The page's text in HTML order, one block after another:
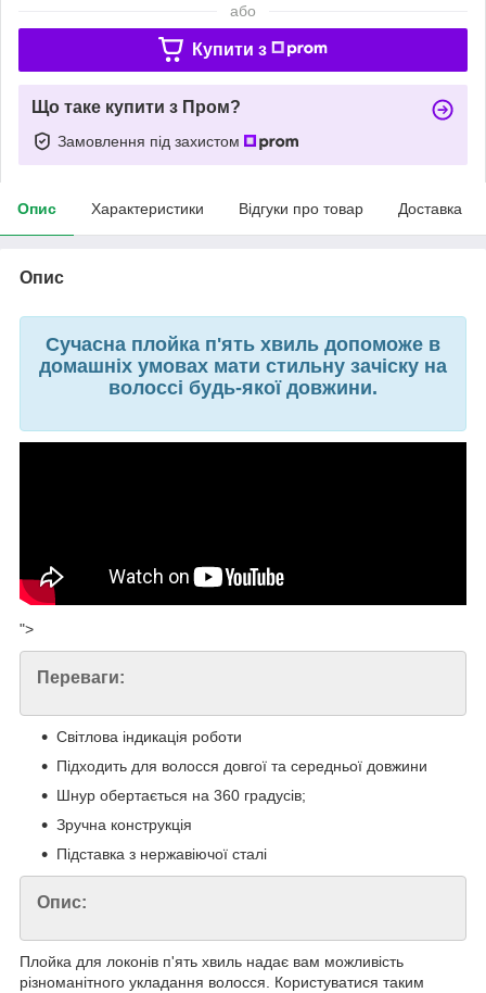
або
Купити з
Що таке купити з Пром?
Замовлення під захистом
Опис Характеристики Відгуки про товар Доставка
Опис
Сучасна плойка п'ять хвиль допоможе в
домашніх умовах мати стильну зачіску на
волоссі будь-якої довжини.
">
Переваги:
Світлова індикація роботи
Підходить для волосся довгої та середньої довжини
Шнур обертається на 360 градусів;
Зручна конструкція
Підставка з нержавіючої сталі
Опис:
Плойка для локонів п'ять хвиль надає вам можливість
різноманітного укладання волосся. Користуватися таким